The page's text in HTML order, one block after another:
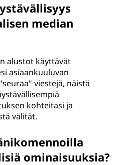
median
alustot käyttävät
asiaankuuluvan
viestejä, näistä
kohteitasi ja
välität.
ominaisuuksia?